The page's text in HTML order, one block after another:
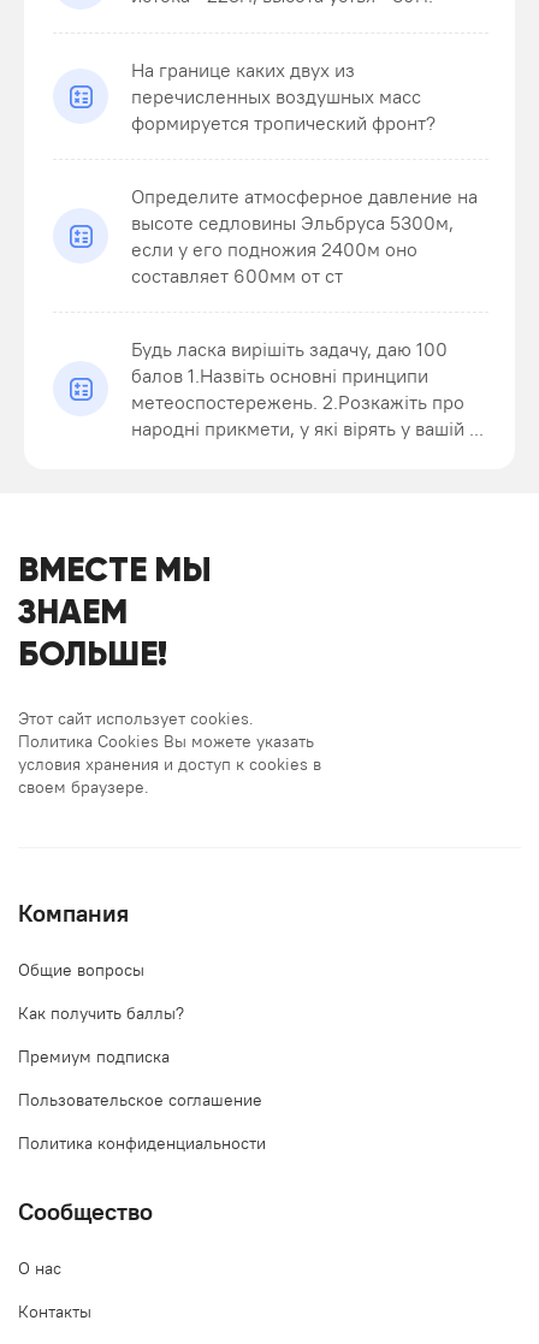
На границе каких двух из
перечисленных воздушных масс
формируется тропический фронт?
Определите атмосферное давление на
высоте седловины Эльбруса 5300м,
если у его подножия 2400м оно
составляет 600мм от ст
Будь ласка вирішіть задачу, даю 100
балов 1.Назвіть основні принципи
метеоспостережень. 2.Розкажіть про
народні прикмети, у які вірять у вашій ...
ВМЕСТЕ МЫ
ЗНАЕМ
БОЛЬШЕ!
Этот сайт использует cookies.
Политика Cookies Вы можете указать
условия хранения и доступ к cookies в
своем браузере.
Компания
Общие вопросы
Как получить баллы?
Премиум подписка
Пользовательское соглашение
Политика конфиденциальности
Сообщество
О нас
Контакты